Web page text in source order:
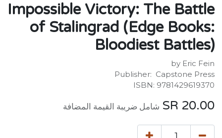
Impossible Victory: The Battle
of Stalingrad (Edge Books:
Bloodiest Battles)
by Eric Fein
Publisher: ‎ Capstone Press
ISBN: 9781429619370
20.00 شامل ضريبة القيمة المضافة